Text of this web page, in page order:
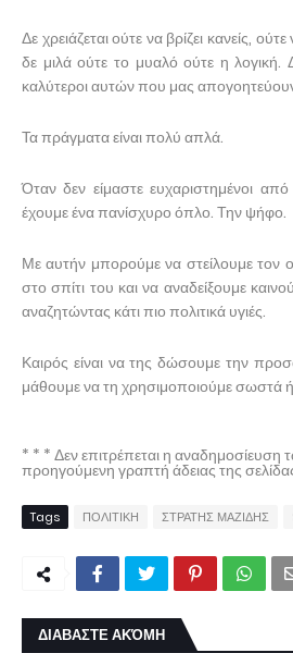
Δε χρειάζεται ούτε να βρίζει κανείς,
δε μιλά ούτε το μυαλό ούτε η λογική.
καλύτεροι αυτών που μας
Τα πράγματα είναι πολύ απλά.
Όταν δεν είμαστε ευχαριστημένοι
έχουμε ένα πανίσχυρο όπλο. Την ψήφο.
Με αυτήν μπορούμε να στείλουμε τον
στο σπίτι του και να αναδείξουμε
αναζητώντας κάτι πιο πολιτικά υγιές.
Καιρός είναι να της δώσουμε την
μάθουμε να τη χρησιμοποιούμε σωστά
* * * Δεν επιτρέπεται η αναδημοσίευση
προηγούμενη γραπτή άδειας της
Tags ΠΟΛΙΤΙΚΗ ΣΤΡΑΤΗΣ ΜΑΖΙΔΗΣ
ΔΙΑΒΑΣΤΕ ΑΚΌΜΗ